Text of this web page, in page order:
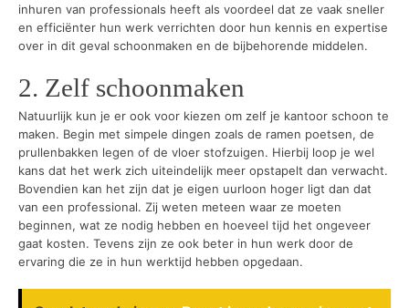
inhuren van professionals heeft als voordeel dat ze vaak sneller
en efficiënter hun werk verrichten door hun kennis en expertise
over in dit geval schoonmaken en de bijbehorende middelen.
2. Zelf schoonmaken
Natuurlijk kun je er ook voor kiezen om zelf je kantoor schoon te
maken. Begin met simpele dingen zoals de ramen poetsen, de
prullenbakken legen of de vloer stofzuigen. Hierbij loop je wel
kans dat het werk zich uiteindelijk meer opstapelt dan verwacht.
Bovendien kan het zijn dat je eigen uurloon hoger ligt dan dat
van een professional. Zij weten meteen waar ze moeten
beginnen, wat ze nodig hebben en hoeveel tijd het ongeveer
gaat kosten. Tevens zijn ze ook beter in hun werk door de
ervaring die ze in hun werktijd hebben opgedaan.